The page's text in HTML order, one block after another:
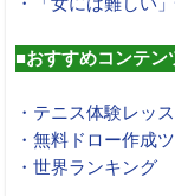
■おすすめコンテン
・テニス体験レッ
・無料ドロー作成
・世界ランキング